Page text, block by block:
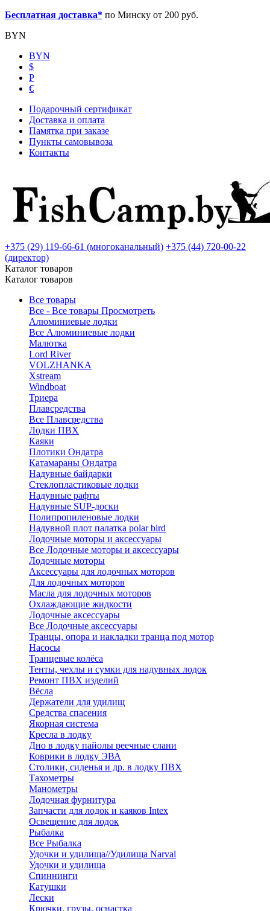
Бесплатная доставка* по Минску от 200 руб.
BYN
BYN
$
Р
€
Подарочный сертификат
Доставка и оплата
Памятка при заказе
Пункты самовывоза
Контакты
+375 (29) 119-66-61 (многоканальный) +375 (44) 720-00-22
(директор)
Каталог товаров
Каталог товаров
Все товары
Все - Все товары Просмотреть
Алюминиевые лодки
Все Алюминиевые лодки
Малютка
Lord River
VOLZHANKA
Xstream
Windboat
Триера
Плавсредства
Все Плавсредства
Лодки ПВХ
Каяки
Плотики Ондатра
Катамараны Ондатра
Надувные байдарки
Стеклопластиковые лодки
Надувные рафты
Надувные SUP-доски
Полипропиленовые лодки
Надувной плот палатка polar bird
Лодочные моторы и аксессуары
Все Лодочные моторы и аксессуары
Лодочные моторы
Аксессуары для лодочных моторов
Для лодочных моторов
Масла для лодочных моторов
Охлаждающие жидкости
Лодочные аксессуары
Все Лодочные аксессуары
Транцы, опора и накладки транца под мотор
Насосы
Транцевые колёса
Тенты, чехлы и сумки для надувных лодок
Ремонт ПВХ изделий
Вёсла
Держатели для удилищ
Средства спасения
Якорная система
Кресла в лодку
Дно в лодку пайолы реечные слани
Коврики в лодку ЭВА
Столики, сиденья и др. в лодку ПВХ
Тахометры
Манометры
Лодочная фурнитура
Запчасти для лодок и каяков Intex
Освещение для лодок
Рыбалка
Все Рыбалка
Удочки и удилища//Удилища Narval
Удочки и удилища
Спиннинги
Катушки
Лески
Крючки, грузы, оснастка